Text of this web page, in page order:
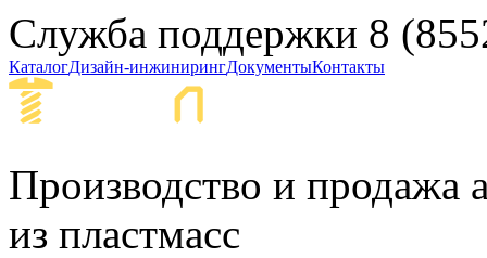
Служба поддержки 8
КаталогДизайн-инжинирингДокументыКонтакты
Производство и продажа
из пластмасс